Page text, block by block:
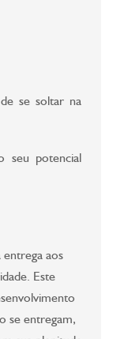
se soltar na
seu potencial
aos
Este
se entregam,